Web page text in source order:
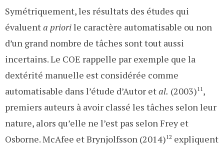
Symétriquement, les résultats des études qui
évaluenta priorile caractère automatisable ou non
d’un grand nombre de tâches sont tout aussi
incertains. Le COE rappelle par exemple que la
dextérité manuelle est considérée comme
automatisable dans l’étude d’Autor etal. (2003)11,
premiers auteurs à avoir classé les tâches selon leur
nature, alors qu’elle ne l’est pas selon Frey et
Osborne. McAfee et Brynjolfsson (2014)12 expliquent